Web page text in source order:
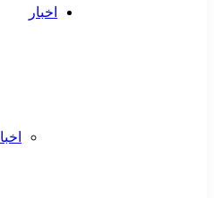
اخبار